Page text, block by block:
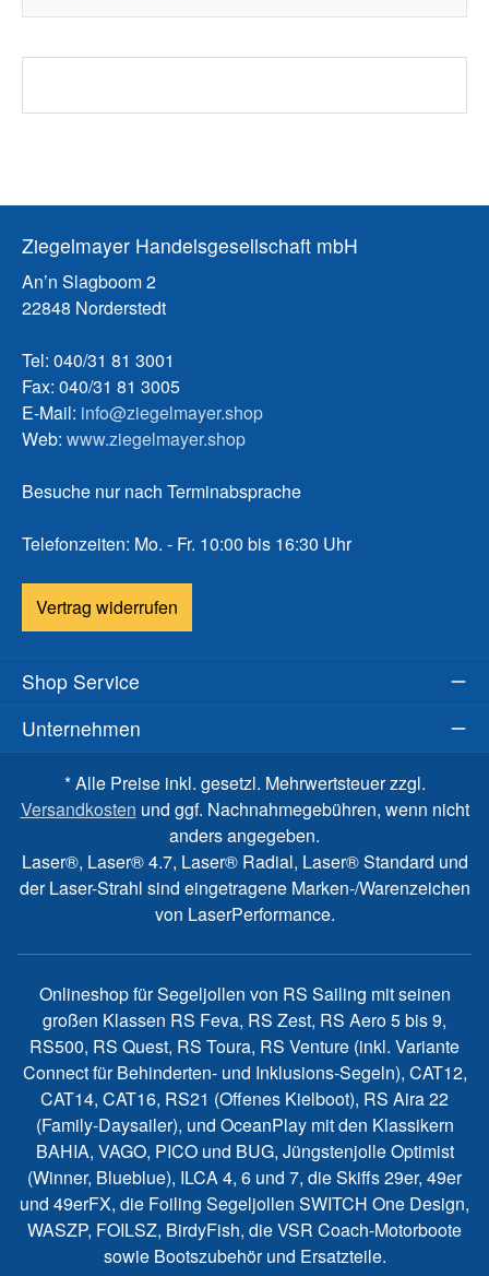
Ziegelmayer Handelsgesellschaft mbH
An’n Slagboom 2
22848 Norderstedt
Tel: 040/31 81 3001
Fax: 040/31 81 3005
E-Mail: info@ziegelmayer.shop
Web: www.ziegelmayer.shop
Besuche nur nach Terminabsprache
Telefonzeiten: Mo. - Fr. 10:00 bis 16:30 Uhr
Vertrag widerrufen
Shop Service
Unternehmen
* Alle Preise inkl. gesetzl. Mehrwertsteuer zzgl.
Versandkosten und ggf. Nachnahmegebühren, wenn nicht
anders angegeben.
Laser®, Laser® 4.7, Laser® Radial, Laser® Standard und
der Laser-Strahl sind eingetragene Marken-/Warenzeichen
von LaserPerformance.
Onlineshop für Segeljollen von RS Sailing mit seinen
großen Klassen RS Feva, RS Zest, RS Aero 5 bis 9,
RS500, RS Quest, RS Toura, RS Venture (inkl. Variante
Connect für Behinderten- und Inklusions-Segeln), CAT12,
CAT14, CAT16, RS21 (Offenes Kielboot), RS Aira 22
(Family-Daysailer), und OceanPlay mit den Klassikern
BAHIA, VAGO, PICO und BUG, Jüngstenjolle Optimist
(Winner, Blueblue), ILCA 4, 6 und 7, die Skiffs 29er, 49er
und 49erFX, die Foiling Segeljollen SWITCH One Design,
WASZP, FOILSZ, BirdyFish, die VSR Coach-Motorboote
sowie Bootszubehör und Ersatzteile.